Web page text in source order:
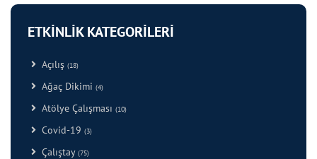
ETKİNLİK KATEGORİLERİ
Açılış (18)
Ağaç Dikimi (4)
Atölye Çalışması (10)
Covid-19 (3)
Çalıştay (75)